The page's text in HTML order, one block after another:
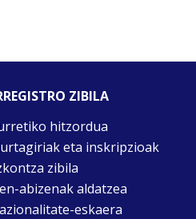
ZIBILA
hitzordua
eta inskripzioak
zibila
abizenak aldatzea
eskaera